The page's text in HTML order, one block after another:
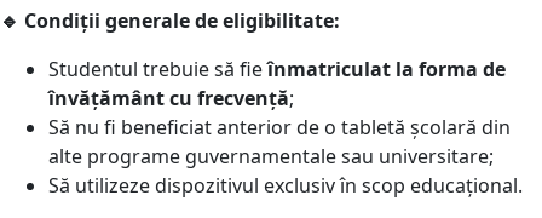
🔹 Condiții generale de eligibilitate:
Studentul trebuie să fieînmatriculat la forma de
învățământ cu frecvență;
Să nu fi beneficiat anterior de o tabletă școlară din
alte programe guvernamentale sau universitare;
Să utilizeze dispozitivul exclusiv în scop educațional.